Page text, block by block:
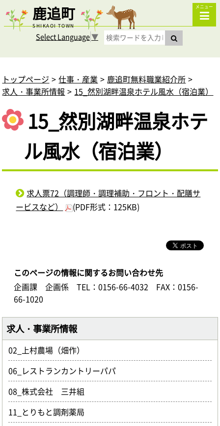
鹿追町
SHIKAOI TOWN
メニュー
Select Language▼
トップページ 仕事・産業
鹿追町無料職業紹介所
求人・事業所情報
15_然別湖畔温泉ホテル風水（宿泊業）
15_然別湖畔温泉ホテ
ル風水（宿泊業）
求人票72（調理師・調理補助・フロント・配膳サ
ービスなど）
(PDF形式：125KB)
このページの情報に関するお問い合わせ先
企画課 企画係
TEL：0156-66-4032
FAX：0156-
66-1020
求人・事業所情報
02_上村農場（畑作）
06_レストランカントリーパパ
08_株式会社 三井組
11_とりもと調剤薬局